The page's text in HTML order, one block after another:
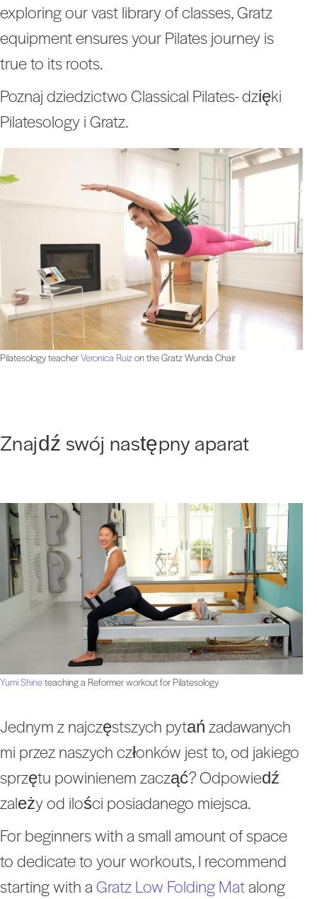
exploring our vast library of classes, Gratz
equipment ensures your Pilates journey is
true to its roots.
Poznaj dziedzictwo Classical Pilates- dzięki
Pilatesology i Gratz.
Pilatesology teacherVeronica Ruizon the Gratz Wunda Chair
Znajdź swój następny aparat
Yumi Shineteaching a Reformer workout for Pilatesology
Jednym z najczęstszych pytań zadawanych
mi przez naszych członków jest to, od jakiego
sprzętu powinienem zacząć? Odpowiedź
zależy od ilości posiadanego miejsca.
For beginners with a small amount of space
to dedicate to your workouts, I recommend
starting with aGratz Low Folding Matalong